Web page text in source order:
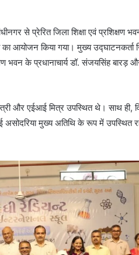
से प्रेरित जिला शिक्षा एवं प्रशिक्षण
आयोजन किया गया। मुख्य उद्घाटनकर्ता
भवन के प्रधानाचार्य डॉ. संजयसिंह बारड़
और एईआई मित्र उपस्थित थे। साथ ही,
मुख्य अतिथि के रूप में उपस्थित रहे